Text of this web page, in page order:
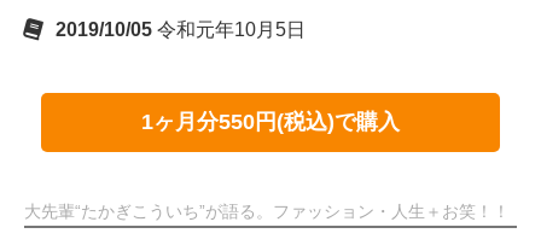
2019/10/05 令和元年10月5日
1ヶ月分550円(税込)で購入
大先輩“たかぎこういち”が語る。ファッション・人生＋お笑！！